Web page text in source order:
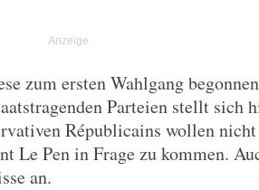
zum ersten Wahlgang
Parteien stellt sich
Républicains wollen
Le Pen in Frage zu kommen.
an.